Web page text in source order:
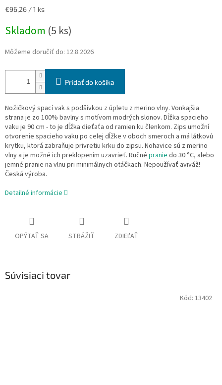
Jednotková
€96,26 / 1 ks
Skladom (5 ks)
Môžeme doručiť do: 12.8.2026
Pridať do košíka
Nožičkový spací vak s podšívkou z úpletu z merino vlny. Vonkajšia
strana je zo 100% bavlny s motívom modrých slonov. Dĺžka spacieho
vaku je 90 cm - to je dĺžka dieťaťa od ramien ku členkom. Zips umožní
otvorenie spacieho vaku po celej dĺžke v oboch smeroch a má látkovú
krytku, ktorá zabraňuje privretiu krku do zipsu. Nohavice sú z merino
vlny a je možné ich preklopením uzavrieť. Ručné praniedo 30 °C, alebo
jemné pranie na vlnu pri minimálnych otáčkach. Nepoužívať aviváž!
Česká výroba.
Detailné informácie
OPÝTAŤ SA STRÁŽIŤ ZDIEĽAŤ
Súvisiaci tovar
Kód: 13402